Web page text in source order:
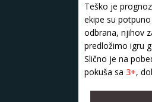
Teško je
ekipe su
odbrana, njihov
predložimo igru
Slično je na
pokuša sa 3+,